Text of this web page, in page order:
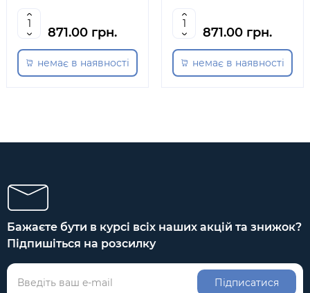
871.00 грн.
немає в наявності
871.00 грн.
немає в наявності
Бажаєте бути в курсі всіх наших акцій та знижок?
Підпишіться на розсилку
Підписатися